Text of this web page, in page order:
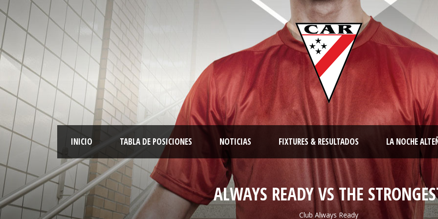
INICIO TABLA DE POSICIONES NOTICIAS FIXTURES & RESULTADOS LA NOCHE
ALWAYS READY VS THE
Club Always Ready